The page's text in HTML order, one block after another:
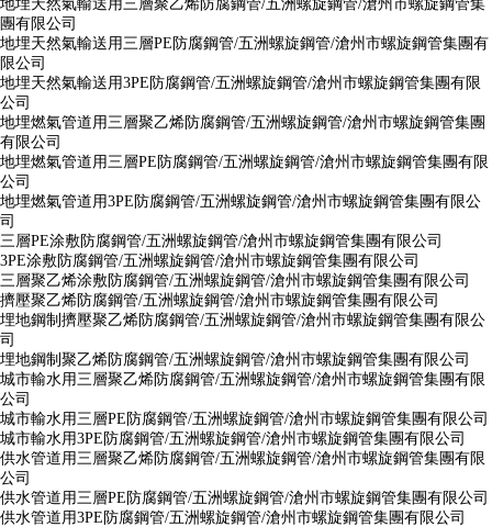
地埋天然氣輸送用三層聚乙烯防腐鋼管/五洲螺旋鋼管/滄州市螺旋鋼管集
團有限公司
地埋天然氣輸送用三層PE防腐鋼管/五洲螺旋鋼管/滄州市螺旋鋼管集團有
限公司
地埋天然氣輸送用3PE防腐鋼管/五洲螺旋鋼管/滄州市螺旋鋼管集團有限
公司
地埋燃氣管道用三層聚乙烯防腐鋼管/五洲螺旋鋼管/滄州市螺旋鋼管集團
有限公司
地埋燃氣管道用三層PE防腐鋼管/五洲螺旋鋼管/滄州市螺旋鋼管集團有限
公司
地埋燃氣管道用3PE防腐鋼管/五洲螺旋鋼管/滄州市螺旋鋼管集團有限公
司
三層PE涂敷防腐鋼管/五洲螺旋鋼管/滄州市螺旋鋼管集團有限公司
3PE涂敷防腐鋼管/五洲螺旋鋼管/滄州市螺旋鋼管集團有限公司
三層聚乙烯涂敷防腐鋼管/五洲螺旋鋼管/滄州市螺旋鋼管集團有限公司
擠壓聚乙烯防腐鋼管/五洲螺旋鋼管/滄州市螺旋鋼管集團有限公司
埋地鋼制擠壓聚乙烯防腐鋼管/五洲螺旋鋼管/滄州市螺旋鋼管集團有限公
司
埋地鋼制聚乙烯防腐鋼管/五洲螺旋鋼管/滄州市螺旋鋼管集團有限公司
城市輸水用三層聚乙烯防腐鋼管/五洲螺旋鋼管/滄州市螺旋鋼管集團有限
公司
城市輸水用三層PE防腐鋼管/五洲螺旋鋼管/滄州市螺旋鋼管集團有限公司
城市輸水用3PE防腐鋼管/五洲螺旋鋼管/滄州市螺旋鋼管集團有限公司
供水管道用三層聚乙烯防腐鋼管/五洲螺旋鋼管/滄州市螺旋鋼管集團有限
公司
供水管道用三層PE防腐鋼管/五洲螺旋鋼管/滄州市螺旋鋼管集團有限公司
供水管道用3PE防腐鋼管/五洲螺旋鋼管/滄州市螺旋鋼管集團有限公司